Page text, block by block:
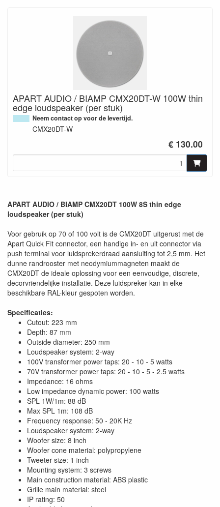
APART AUDIO / BIAMP CMX20DT-W 100W thin
edge loudspeaker (per stuk)
Neem contact op voor de levertijd.
CMX20DT-W
€ 130.00
APART AUDIO / BIAMP CMX20DT 100W 8S thin edge
loudspeaker (per stuk)
Voor gebruik op 70 of 100 volt is de CMX20DT uitgerust met de
Apart Quick Fit connector, een handige in- en uit connector via
push terminal voor luidsprekerdraad aansluiting tot 2,5 mm. Het
dunne randrooster met neodymiummagneten maakt de
CMX20DT de ideale oplossing voor een eenvoudige, discrete,
decorvriendelijke installatie. Deze luidspreker kan in elke
beschikbare RAL-kleur gespoten worden.
Specificaties:
Cutout: 223 mm
Depth: 87 mm
Outside diameter: 250 mm
Loudspeaker system: 2-way
100V transformer power taps: 20 - 10 - 5 watts
70V transformer power taps: 20 - 10 - 5 - 2.5 watts
Impedance: 16 ohms
Low impedance dynamic power: 100 watts
SPL 1W/1m: 88 dB
Max SPL 1m: 108 dB
Frequency response: 50 - 20K Hz
Loudspeaker system: 2-way
Woofer size: 8 inch
Woofer cone material: polypropylene
Tweeter size: 1 inch
Mounting system: 3 screws
Main construction material: ABS plastic
Grille main material: steel
IP rating: 50